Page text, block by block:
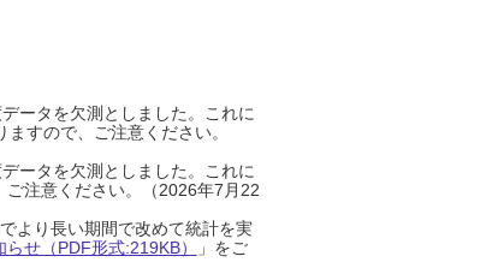
ータを欠測としました。これに
すので、ご注意ください。
ータを欠測としました。これに
注意ください。（2026年7月22
より長い期間で改めて統計を実
らせ（PDF形式:219KB）
」をご